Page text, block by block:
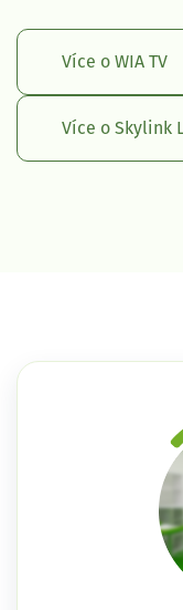
Více o WIA TV
Více o Skylink